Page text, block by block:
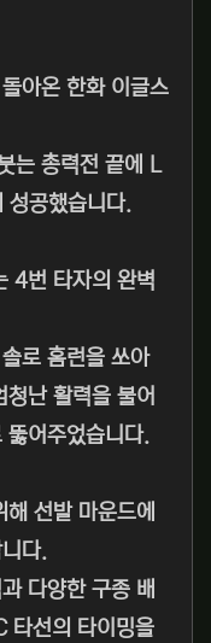
아온 한화 이글스
는 총력전 끝에 L
성공했습니다.
4번 타자의 완벽
로 홈런을 쏘아
난 활력을 불어
뚫어주었습니다.
선발 마운드에
다.
다양한 구종 배
타선의 타이밍을